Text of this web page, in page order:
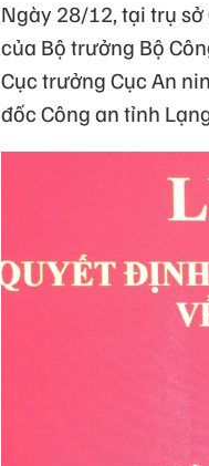
Ngày 28/12, tại trụ sở
của Bộ trưởng Bộ
Cục trưởng Cục An
đốc Công an tỉnh